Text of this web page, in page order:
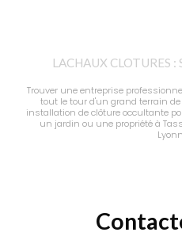
LACHAUX CLOTURES
Trouver une entreprise
tout le tour d'un grand terrain
installation de clôture occultante
un jardin ou une propriété à